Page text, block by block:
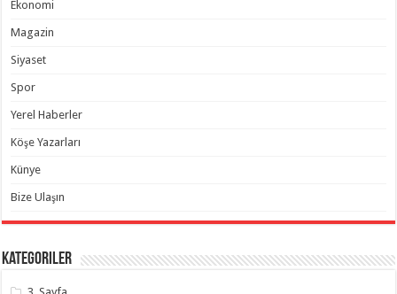
Ekonomi
Magazin
Siyaset
Spor
Yerel Haberler
Köşe Yazarları
Künye
Bize Ulaşın
Kategoriler